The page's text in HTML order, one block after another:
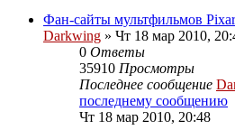
Фан-сайты мультфильмов
Darkwing » Чт 18 мар 2010,
0 Ответы
35910 Просмотры
Последнее сообщение
последнему сообщению
Чт 18 мар 2010, 20:48